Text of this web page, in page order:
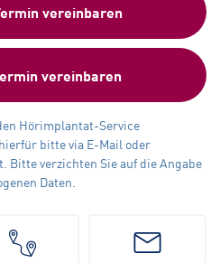
vereinbaren
vereinbaren
Hörimplantat-Service
bitte via E-Mail oder
Bitte verzichten Sie auf die Angabe
Daten.